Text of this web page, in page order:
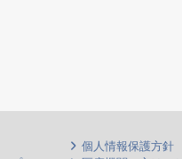
個人情報保護方針